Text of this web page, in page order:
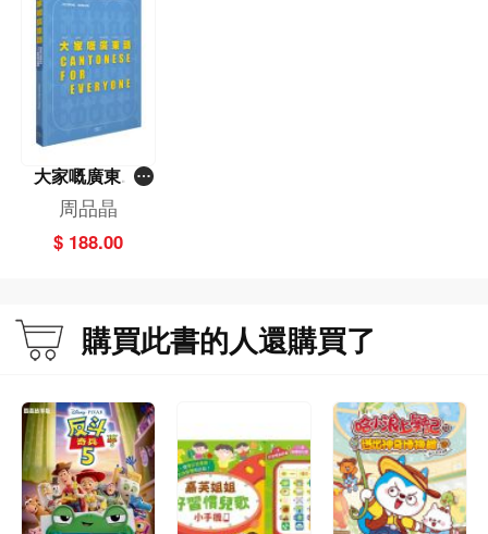
大家嘅廣東話
(第二版)
周品晶
$ 188.00
購買此書的人還購買了